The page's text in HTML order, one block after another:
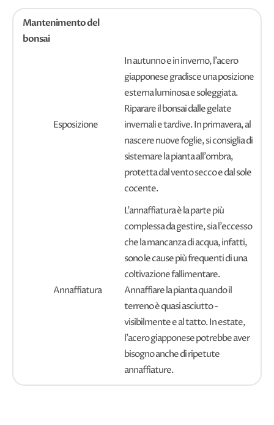
Mantenimento del
bonsai
Esposizione
In autunno e in inverno, l'acero
giapponese gradisce una posizione
esterna luminosa e soleggiata.
Riparare il bonsai dalle gelate
invernali e tardive. In primavera, al
nascere nuove foglie, si consiglia di
sistemare la pianta all'ombra,
protetta dal vento secco e dal sole
cocente.
Annaffiatura
L'annaffiatura è la parte più
complessa da gestire, sia l'eccesso
che la mancanza di acqua, infatti,
sono le cause più frequenti di una
coltivazione fallimentare.
Annaffiare la pianta quando il
terreno è quasi asciutto -
visibilmente e al tatto. In estate,
l'acero giapponese potrebbe aver
bisogno anche di ripetute
annaffiature.